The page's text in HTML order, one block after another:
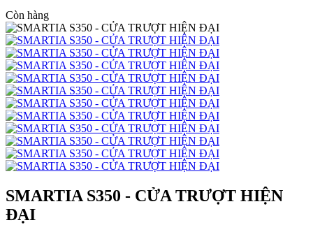
Còn hàng
SMARTIA S350 - CỬA TRƯỢT HIỆN
ĐẠI